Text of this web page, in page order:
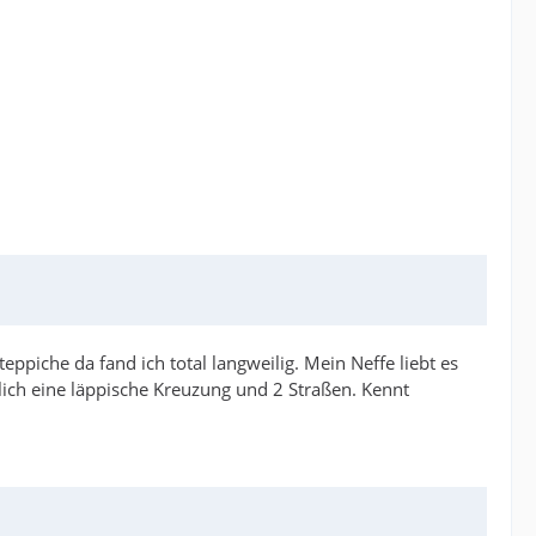
da fand ich total langweilig. Mein Neffe liebt es
eine läppische Kreuzung und 2 Straßen. Kennt